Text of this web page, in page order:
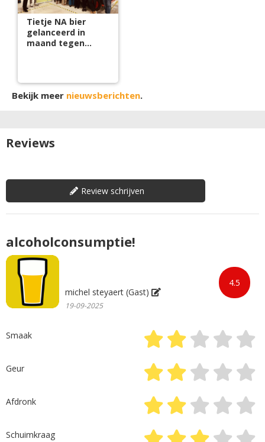
Tietje NA bier
gelanceerd in
maand tegen
Bekijk meer nieuwsberichten.
Reviews
Review schrijven
4.5
alcoholconsumptie!
michel steyaert (Gast)
19-09-2025
Smaak
Geur
Afdronk
Schuimkraag